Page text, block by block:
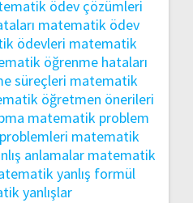
ödev çözümleri
matematik ödev
ödevleri matematik
öğrenme hataları
süreçleri matematik
öğretmen önerileri
matematik problem
matematik
anlamalar matematik
yanlış formül
yanlışlar